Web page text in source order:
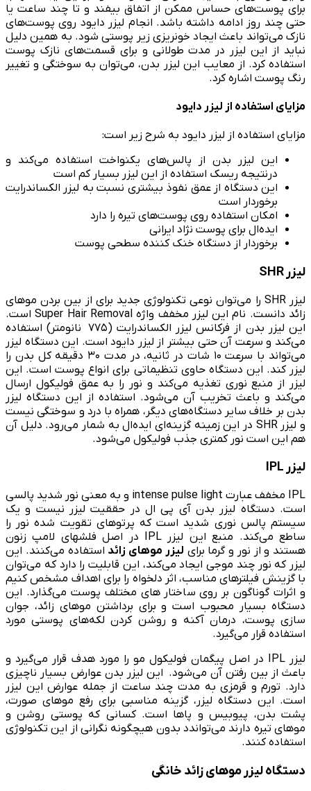
برای پوست‌های حساس ممکن از اتفاق بیفند و تا چند ساعت یا
حتی چند روز ادامه داشته باشد. انجام لیزر دایود روی پوست‌های
نازک می‌تواند باعث ایجاد خونریزی زیر پوستی شود. به همین دلیل
نباید از این لیزر در مدت طولانی و برای قسمت‌های نازک پوست
استفاده کرد. از معایب این لیزر بدن، ‌می‌توان به سوختگی و تغییر
رنگ پوست اشاره کرد.
مزایای استفاده از لیزر دایود
مزایای استفاده از لیزر دایود به شرح زیر است:
این لیزر بدن از پالس‌های یکنواخت استفاده می‌کند و
درنتیجه ریسک استفاده از این لیزر بسیار کم است
این دستگاه از عمق نفوذ بیشتری نسبت به لیزر الکساندرایت
برخوردار است
امکان استفاده روی پوست‌های تیره را دارد
ایده‌ال برای پوست نژاد ایرانی
برخوردار از دستگاه خنک کننده سطحی پوست
لیزر SHR
لیزر SHR را می‌توان نوعی تکنولوژی جدید برای از بین بردن موهای
زائد دانست. نام این لیزر مخفف واژه Super Hair Removal است.
این لیزر بدن از فرکانس لیزر الکساندرایت (۷۷۵ نانومتر) استفاده
می‌کند و سرعت آن حتی بیشتر از لیزر دایود است. این دستگاه لیزر
می‌تواند با سرعت ۱۰ شات در ثانیه، در مدت ۳۰ دقیقه کل بدن را
لیزر کند. این دستگاه حاوی تنظیماتی برای انواع پوست است. این
لیزر از منبع نوری تغذیه می‌کند و نور را به عمق فولیکول ارسال
می‌کند و باعث تخریب آن می‌شود. استفاده از این دستگاه لیزر
بدن بر خلاف سایر دستگاه‌های دیگر، همراه با درد و سوختگی نیست
و لیزر SHR در این زمینه گزینه‌ای ایده‌ال به شمار می‌رود. دلیل آن
هم این است نور کمتری جذب فولیکول می‌شود.
لیزر IPL
IPL مخفف عبارت intense pulse light و به معنی نور شدید پالسی
است. دستگاه لیزر بدن آی پی ال در حققیت لیزر نیست و یک
سیستم پالس نوری شدید است که پرتوهای تقویت شده نور را
ساطع می‌کند. منبع این لیزر IPL در اصل فلشهای لامپ زنون
هستند و از نور و گرما برای لیزر موهای زائد استفاده می‌کنند. این
لیزر که نور چند موجی ایجاد می‌کند، این قابلیت را دارد که می‌توان
با گزینش فیلترهای مناسب، اثر دلخواه را برای اهداف مشخص کنیم
و اثرات گوناگون بر روی ساختار های مختلف پوست می‌گذارد. این
دستگاه بسیار محبوب است و برای برداشتن موهای زائد، جوان
سازی پوست، درمان آکنه و روشن کردن لکه‌های پوستی مورد
استفاده قرار می‌گیرد.
لیزر IPL در اصل پیگمان فولیکول مو را مورد هدف قرار می‌گیرد و
باعث از بین رفتن آن می‌شود. این لیزر بدن عوارض بسیار ناچیزی
دارد. تورم و قرمزی به مدت چند ساعت از جمله عوارض این لیزر
است. این دستگاه لیزر، گزینه‌ مناسبی برای رفع موهای صورت،
پشت بدن، پیوبیس و پاها است. کسانی که پوستی روشن و
موهای تیره دارند می‌تواندد بدون هیچگونه نگرانی از این تکنولوژی
استفاده کنند.
دستگاه لیزر موهای زائد خانگی